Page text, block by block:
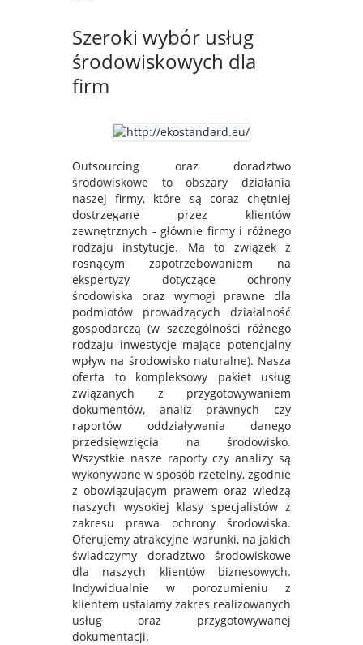
Szeroki wybór usług
środowiskowych dla
firm
Outsourcing oraz doradztwo
środowiskowe to obszary działania
naszej firmy, które są coraz chętniej
dostrzegane przez klientów
zewnętrznych - głównie firmy i różnego
rodzaju instytucje. Ma to związek z
rosnącym zapotrzebowaniem na
ekspertyzy dotyczące ochrony
środowiska oraz wymogi prawne dla
podmiotów prowadzących działalność
gospodarczą (w szczególności różnego
rodzaju inwestycje mające potencjalny
wpływ na środowisko naturalne). Nasza
oferta to kompleksowy pakiet usług
związanych z przygotowywaniem
dokumentów, analiz prawnych czy
raportów oddziaływania danego
przedsięwzięcia na środowisko.
Wszystkie nasze raporty czy analizy są
wykonywane w sposób rzetelny, zgodnie
z obowiązującym prawem oraz wiedzą
naszych wysokiej klasy specjalistów z
zakresu prawa ochrony środowiska.
Oferujemy atrakcyjne warunki, na jakich
świadczymy doradztwo środowiskowe
dla naszych klientów biznesowych.
Indywidualnie w porozumieniu z
klientem ustalamy zakres realizowanych
usług oraz przygotowywanej
dokumentacji.